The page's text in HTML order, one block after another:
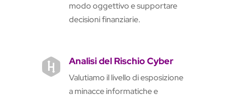
modo oggettivo e supportare
decisioni finanziarie.
 Analisi del Rischio Cyber
Valutiamo il livello di esposizione
a minacce informatiche e